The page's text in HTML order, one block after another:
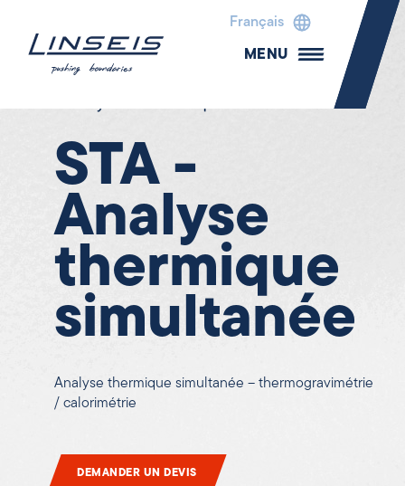
Français
MENU
STA -
Analyse
thermique
simultanée
Analyse thermique simultanée – thermogravimétrie
/ calorimétrie
DEMANDER UN DEVIS